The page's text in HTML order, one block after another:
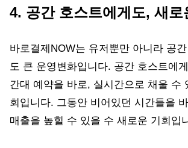
4. 공간 호스트에게도, 새로
바로결제NOW는 유저뿐만 아니라 공
도 큰 운영변화입니다. 공간 호스트에
간대 예약을 바로, 실시간으로 채울 수
회입니다. 그동안 비어있던 시간들을
매출을 높힐 수 있을 수 새로운 기회입